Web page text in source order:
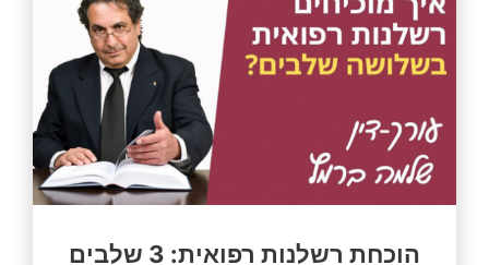
הוכחת רשלנות רפואית: 3 שלבים